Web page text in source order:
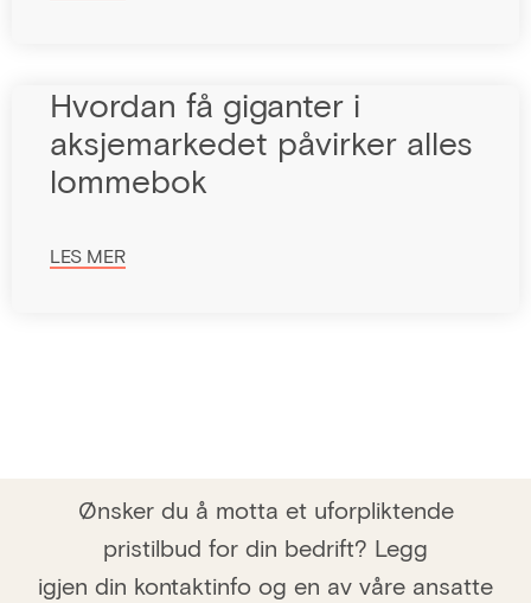
Hvordan få giganter i
aksjemarkedet påvirker alles
lommebok
LES MER
Ønsker du å motta et uforpliktende
pristilbud for din bedrift? Legg
igjen din kontaktinfo og en av våre ansatte